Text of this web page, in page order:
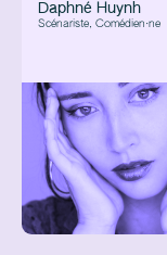
Daphné Huynh
Scénariste, Comédien·ne